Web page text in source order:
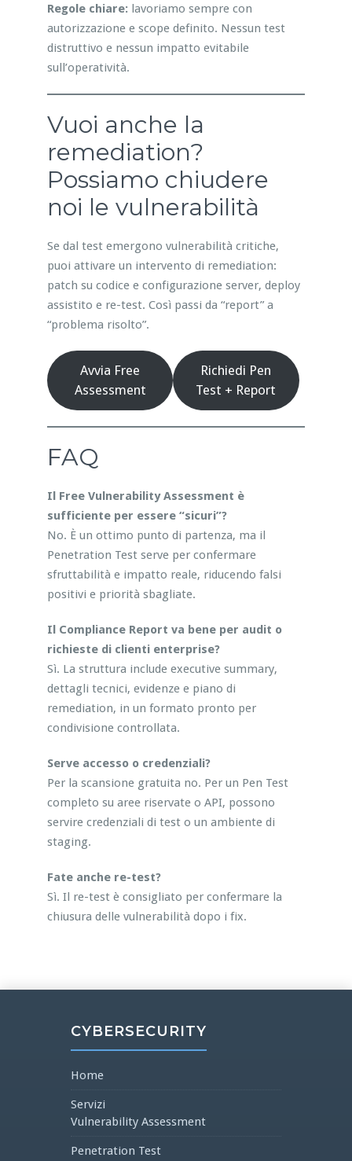
Regole chiare: lavoriamo sempre con
autorizzazione e scope definito. Nessun test
distruttivo e nessun impatto evitabile
sull’operatività.
Vuoi anche la
remediation?
Possiamo chiudere
noi le vulnerabilità
Se dal test emergono vulnerabilità critiche,
puoi attivare un intervento di remediation:
patch su codice e configurazione server, deploy
assistito e re-test. Così passi da “report” a
“problema risolto”.
Avvia Free
Assessment
Richiedi Pen
Test + Report
FAQ
Il Free Vulnerability Assessment è
sufficiente per essere “sicuri”?
No. È un ottimo punto di partenza, ma il
Penetration Test serve per confermare
sfruttabilità e impatto reale, riducendo falsi
positivi e priorità sbagliate.
Il Compliance Report va bene per audit o
richieste di clienti enterprise?
Sì. La struttura include executive summary,
dettagli tecnici, evidenze e piano di
remediation, in un formato pronto per
condivisione controllata.
Serve accesso o credenziali?
Per la scansione gratuita no. Per un Pen Test
completo su aree riservate o API, possono
servire credenziali di test o un ambiente di
staging.
Fate anche re-test?
Sì. Il re-test è consigliato per confermare la
chiusura delle vulnerabilità dopo i fix.
CYBERSECURITY
Home
Servizi
Vulnerability Assessment
Penetration Test